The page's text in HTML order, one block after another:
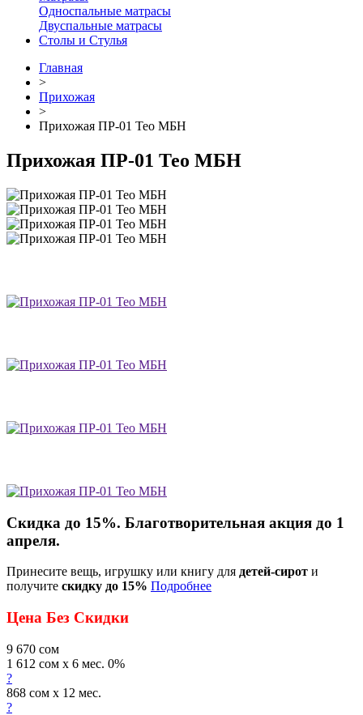
Односпальные матрасы
Двуспальные матрасы
Столы и Стулья
Главная
>
Прихожая
>
Прихожая ПР-01 Тео МБН
Прихожая ПР-01 Тео МБН
Скидка до 15%. Благотворительная акция до 1
апреля.
Принесите вещь, игрушку или книгу для детей-сирот и
получите скидку до 15% Подробнее
Цена Без Скидки
9 670 сом
1 612 сом x 6 мес. 0%
?
868 сом x 12 мес.
?